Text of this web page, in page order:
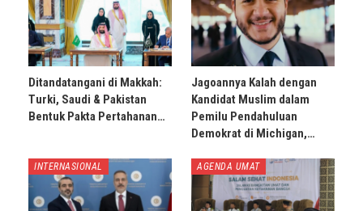
Ditandatangani di Makkah:
Turki, Saudi & Pakistan
Bentuk Pakta Pertahanan…
Jagoannya Kalah dengan
Kandidat Muslim dalam
Pemilu Pendahuluan
Demokrat di Michigan,…
INTERNASIONAL AGENDA UMAT